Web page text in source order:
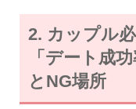
2. カップル
「デート成
とNG場所